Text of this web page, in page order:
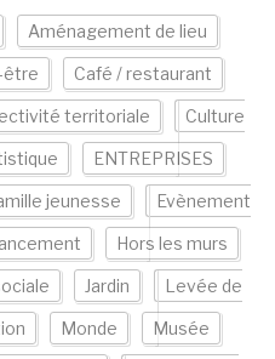
Aménagement de lieu
être Café / restaurant
territoriale Culture
ENTREPRISES
jeunesse Evènement
Hors les murs
Jardin Levée de
Monde Musée